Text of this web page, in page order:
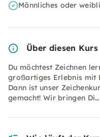
Männliches oder
Über diesen Kurs
Du möchtest Zeichnen
großartiges Erlebnis mit
Dann ist unser
gemacht! Wir bringen Di…